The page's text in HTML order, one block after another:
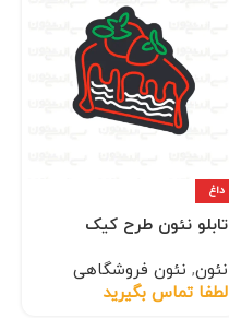
داغ
تابلو نئون طرح کیک
نئون, نئون فروشگاهی
لطفا تماس بگیرید